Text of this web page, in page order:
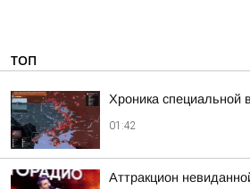
ТОП
Хроника специальной
01:42
Аттракцион